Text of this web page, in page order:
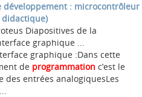
développement : microcontrôleur
didactique)
Diapositives de la
graphique ...
graphique :Dans cette
de programmation c’est le
entrées analogiquesLes